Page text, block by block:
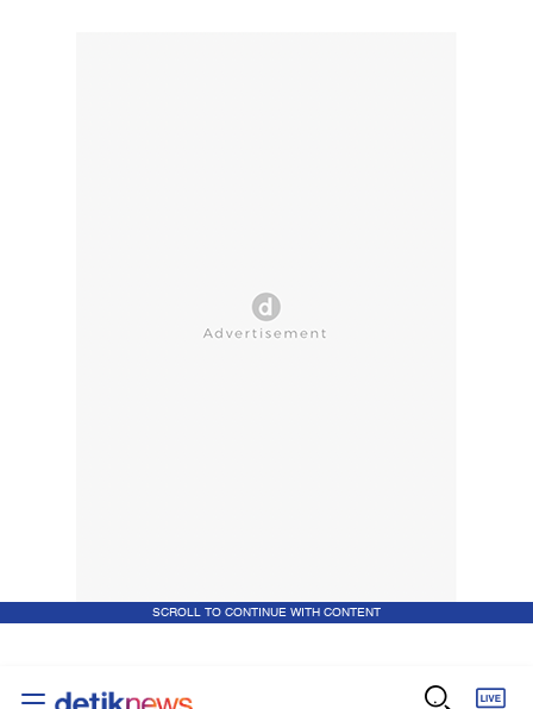
SCROLL TO CONTINUE WITH CONTENT